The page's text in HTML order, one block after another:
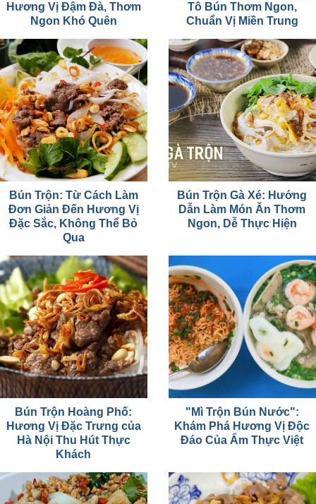
Hương Vị Đậm Đà, Thơm
Ngon Khó Quên
Tô Bún Thơm Ngon,
Chuẩn Vị Miền Trung
Bún Trộn: Từ Cách Làm
Đơn Giản Đến Hương Vị
Đặc Sắc, Không Thể Bỏ
Qua
Bún Trộn Gà Xé: Hướng
Dẫn Làm Món Ăn Thơm
Ngon, Dễ Thực Hiện
Bún Trộn Hoàng Phố:
Hương Vị Đặc Trưng của
Hà Nội Thu Hút Thực
Khách
"Mì Trộn Bún Nước":
Khám Phá Hương Vị Độc
Đáo Của Ẩm Thực Việt